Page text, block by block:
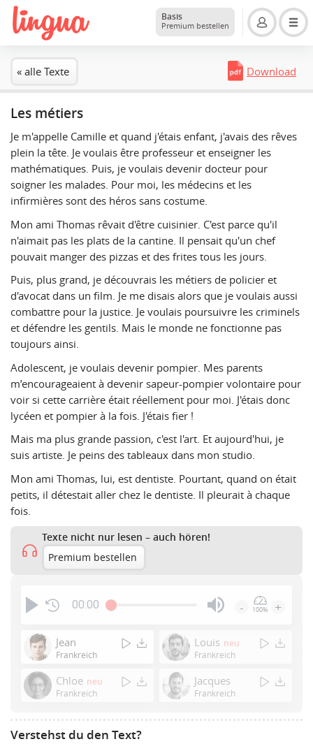
Basis
Premium bestellen
« alle Texte Download
Les métiers
Je m'appelle Camille et quand j'étais enfant, j'avais des rêves
plein la tête. Je voulais être professeur et enseigner les
mathématiques. Puis, je voulais devenir docteur pour
soigner les malades. Pour moi, les médecins et les
infirmières sont des héros sans costume.
Mon ami Thomas rêvait d'être cuisinier. C'est parce qu'il
n'aimait pas les plats de la cantine. Il pensait qu'un chef
pouvait manger des pizzas et des frites tous les jours.
Puis, plus grand, je découvrais les métiers de policier et
d'avocat dans un film. Je me disais alors que je voulais aussi
combattre pour la justice. Je voulais poursuivre les criminels
et défendre les gentils. Mais le monde ne fonctionne pas
toujours ainsi.
Adolescent, je voulais devenir pompier. Mes parents
m’encourageaient à devenir sapeur-pompier volontaire pour
voir si cette carrière était réellement pour moi. J'étais donc
lycéen et pompier à la fois. J'étais fier !
Mais ma plus grande passion, c'est l'art. Et aujourd'hui, je
suis artiste. Je peins des tableaux dans mon studio.
Mon ami Thomas, lui, est dentiste. Pourtant, quand on était
petits, il détestait aller chez le dentiste. Il pleurait à chaque
fois.
Texte nicht nur lesen – auch hören!
Premium bestellen
00:00
Enter
or
to
show
- 100% +
Jean
Frankreich
Louis neu
Frankreich
Chloe neu
Frankreich
Jacques
Frankreich
Verstehst du den Text?